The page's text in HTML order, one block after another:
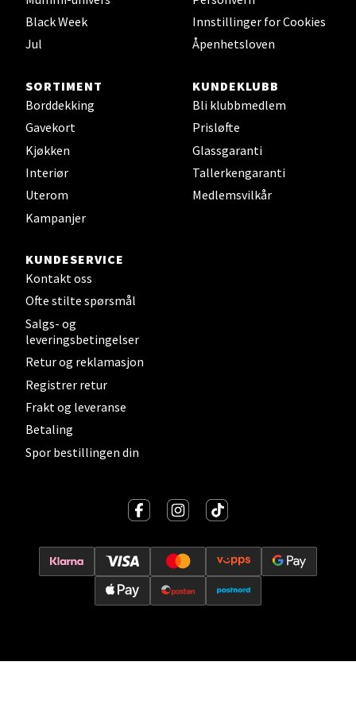
Black Week
Jul
Innstillinger for Cookies
Åpenhetsloven
SORTIMENT
Borddekking
Gavekort
Kjøkken
Interiør
Uterom
Kampanjer
KUNDEKLUBB
Bli klubbmedlem
Prisløfte
Glassgaranti
Tallerkengaranti
Medlemsvilkår
KUNDESERVICE
Kontakt oss
Ofte stilte spørsmål
Salgs- og
leveringsbetingelser
Retur og reklamasjon
Registrer retur
Frakt og leveranse
Betaling
Spor bestillingen din
0 i butikk
Leirvik - Stord
Torgbakken 2, 5401 Stord
Åpent i dag 10-17
0 i butikk
Oslo - Thon Senter Storo
Vitaminveien 7 - 9, 0485 Oslo
0 i butikk
Lillehammer - Strandtorget
Strandtorget, 2609 Lillehammer
Åpent i dag 09-20